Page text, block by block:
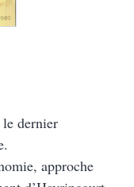
le dernier
approche